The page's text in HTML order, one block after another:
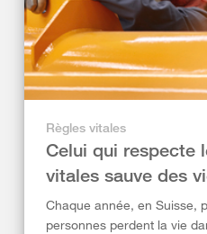
Règles vitales
Celui qui respecte
vitales sauve des
Chaque année, en Suisse,
personnes perdent la vie